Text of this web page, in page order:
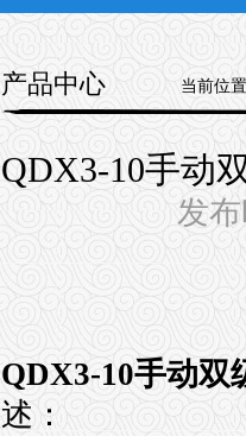
产品中心 当前位
QDX3-10手动
发
QDX3-10手动双
述：